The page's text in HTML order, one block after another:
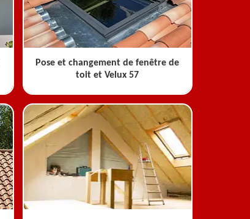
Pose et changement de fenêtre de
toit et Velux 57